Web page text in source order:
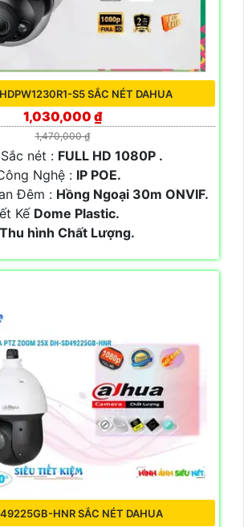
S5 SẮC NÉT DAHUA
1,030,000 ₫
1,470,000 ₫
nét : FULL HD 1080P .
Nghệ : IP POE.
Đêm : Hồng Ngoại 30m ONVIF.
Kế Dome Plastic.
Thu hình Chất Lượng.
HNR SẮC NÉT DAHUA